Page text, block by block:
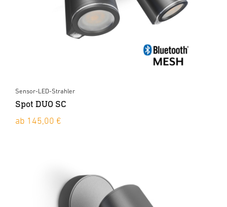
Sensor-LED-Strahler
Spot DUO SC
ab 145,00 €